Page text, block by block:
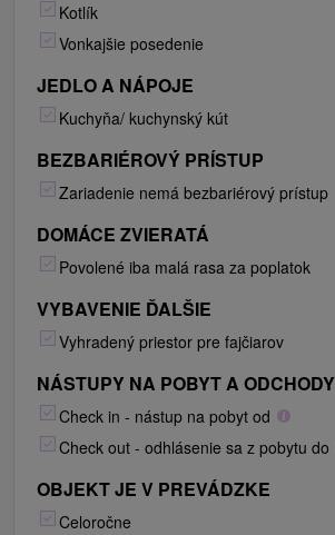
Kotlík
Vonkajšie posedenie
JEDLO A NÁPOJE
Kuchyňa/ kuchynský kút
BEZBARIÉROVÝ PRÍSTUP
Zariadenie nemá bezbariérový prístup
DOMÁCE ZVIERATÁ
Povolené iba malá rasa za poplatok
VYBAVENIE ĎALŠIE
Vyhradený priestor pre fajčiarov
NÁSTUPY NA POBYT A ODCHODY
Check in - nástup na pobyt od
Check out - odhlásenie sa z pobytu do
OBJEKT JE V PREVÁDZKE
Celoročne